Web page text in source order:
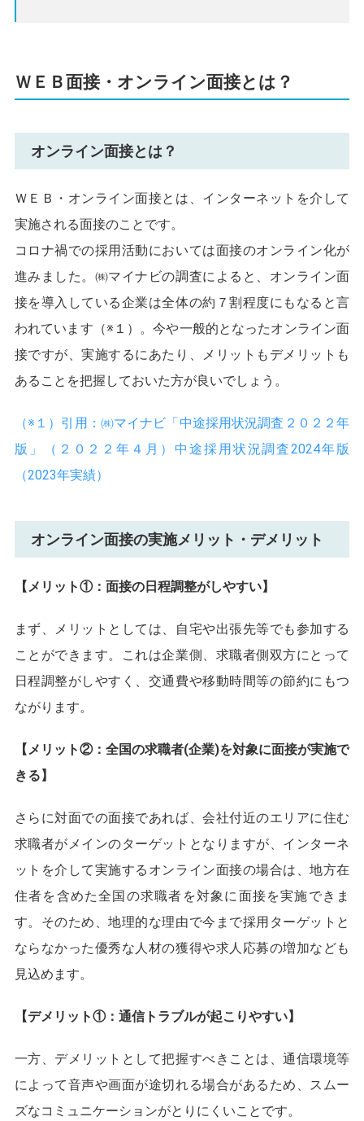
ＷＥＢ面接・オンライン面接とは？
オンライン面接とは？
ＷＥＢ・オンライン面接とは、インターネットを介して
実施される面接のことです。
コロナ禍での採用活動においては面接のオンライン化が
進みました。㈱マイナビの調査によると、オンライン面
接を導入している企業は全体の約７割程度にもなると言
われています（※１）。今や一般的となったオンライン面
接ですが、実施するにあたり、メリットもデメリットも
あることを把握しておいた方が良いでしょう。
（※１）引用：㈱マイナビ「中途採用状況調査２０２２年
版」（２０２２年４月） 中途採用状況調査2024年版
（2023年実績）
オンライン面接の実施メリット・デメリット
【メリット①：面接の日程調整がしやすい】
まず、メリットとしては、自宅や出張先等でも参加する
ことができます。これは企業側、求職者側双方にとって
日程調整がしやすく、交通費や移動時間等の節約にもつ
ながります。
【メリット②：全国の求職者(企業)を対象に面接が実施で
きる】
さらに対面での面接であれば、会社付近のエリアに住む
求職者がメインのターゲットとなりますが、インターネ
ットを介して実施するオンライン面接の場合は、地方在
住者を含めた全国の求職者を対象に面接を実施できま
す。そのため、地理的な理由で今まで採用ターゲットと
ならなかった優秀な人材の獲得や求人応募の増加なども
見込めます。
【デメリット①：通信トラブルが起こりやすい】
一方、デメリットとして把握すべきことは、通信環境等
によって音声や画面が途切れる場合があるため、スムー
ズなコミュニケーションがとりにくいことです。